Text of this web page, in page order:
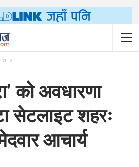
को अवधारणा
सेटलाइट शहरः
आचार्य